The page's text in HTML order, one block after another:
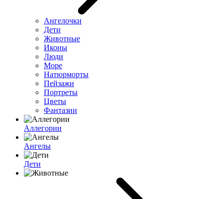
Ангелочки
Дети
Животные
Иконы
Люди
Море
Натюрморты
Пейзажи
Портреты
Цветы
Фантазии
Аллегории
Ангелы
Дети